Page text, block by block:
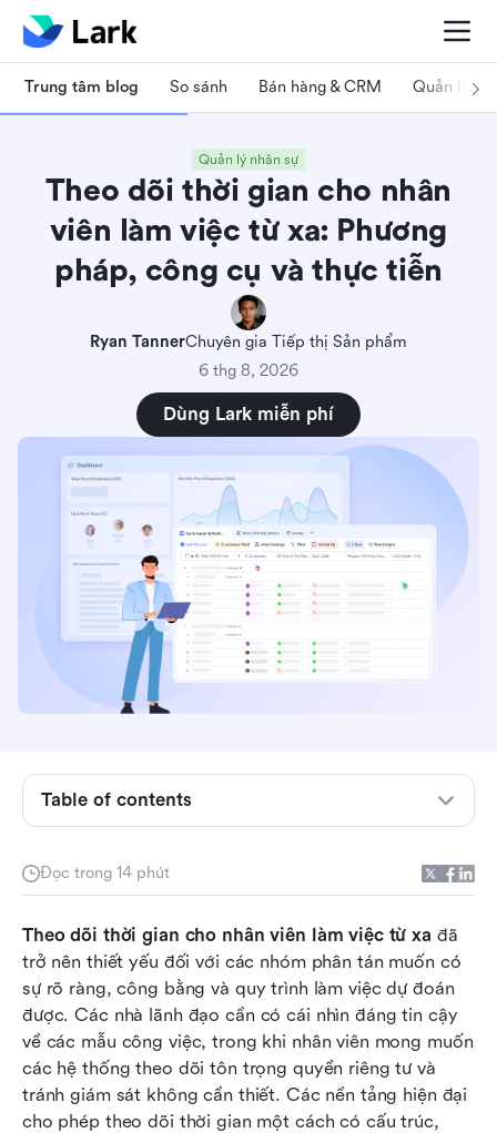
Trung tâm blog So sánh Bán hàng & CRM Quản lý dự
Quản lý nhân sự
Theo dõi thời gian cho nhân
viên làm việc từ xa: Phương
pháp, công cụ và thực tiễn
Ryan TannerChuyên gia Tiếp thị Sản phẩm
6 thg 8, 2026
Dùng Lark miễn phí
Đọc trong 14 phút
Theo dõi thời gian cho nhân viên làm việc từ xa đã
trở nên thiết yếu đối với các nhóm phân tán muốn có
sự rõ ràng, công bằng và quy trình làm việc dự đoán
được. Các nhà lãnh đạo cần có cái nhìn đáng tin cậy
về các mẫu công việc, trong khi nhân viên mong muốn
các hệ thống theo dõi tôn trọng quyền riêng tư và
tránh giám sát không cần thiết. Các nền tảng hiện đại
cho phép theo dõi thời gian một cách có cấu trúc,
Table of contents
Những điểm chính: Phần mềm theo dõi thời gian
việc từ xa
làm việc từ xa
làm việc từ xa
12 Phần mềm theo dõi thời gian tốt nhất cho
nhân viên làm việc từ xa
Những phương pháp tốt nhất để theo dõi thời
gian trong làm việc từ xa
Kết luận